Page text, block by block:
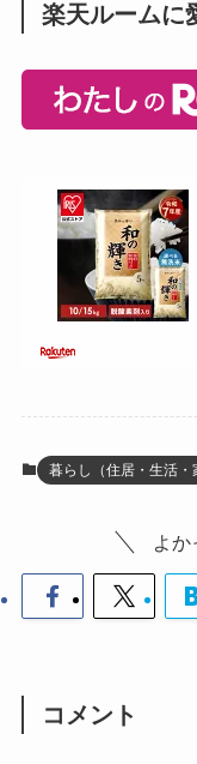
楽天ルームに
暮らし（住居・生活・
よか
コメント